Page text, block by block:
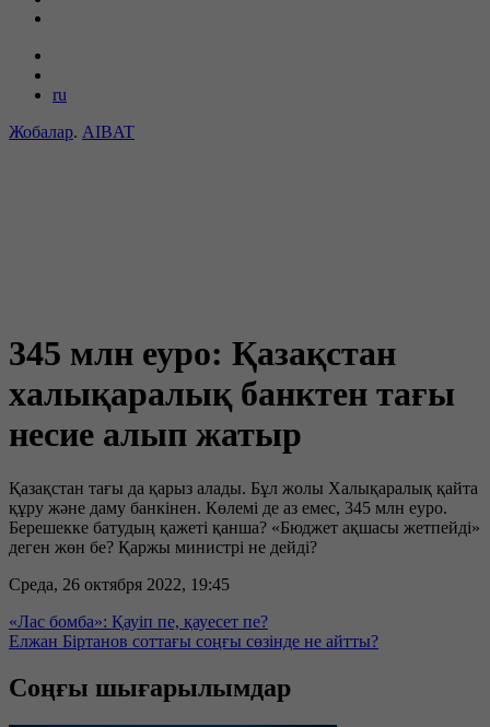
ru
Жобалар. AIBAT
345 млн еуро: Қазақстан
халықаралық банктен тағы
несие алып жатыр
Қазақстан тағы да қарыз алады. Бұл жолы Халықаралық қайта
құру және даму банкінен. Көлемі де аз емес, 345 млн еуро.
Берешекке батудың қажеті қанша? «Бюджет ақшасы жетпейді»
деген жөн бе? Қаржы министрі не дейді?
Среда, 26 октября 2022, 19:45
«Лас бомба»: Қауіп пе, қауесет пе?
Елжан Біртанов соттағы соңғы сөзінде не айтты?
Соңғы шығарылымдар